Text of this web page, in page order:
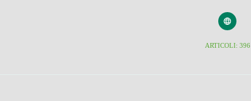
ARTICOLI: 396